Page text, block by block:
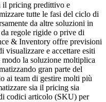
il pricing predittivo e
tutte le fasi del ciclo di
da altre soluzioni in
regole rigide o prive di
& Inventory offre previsioni
visualizzare e accettare esiti
la soluzione moltiplica
gran parte del
ai team di gestire molti più
sia il pricing sia
codici articolo (SKU) per